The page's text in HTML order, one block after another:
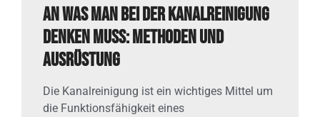
An was man bei der Kanalreinigung
denken muss: Methoden und
Ausrüstung
Die Kanalreinigung ist ein wichtiges Mittel um
die Funktionsfähigkeit eines